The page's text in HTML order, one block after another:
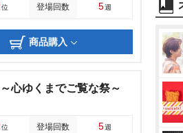
位 登場回数 5週
商品購入
心ゆくまでご覧な祭～
位 登場回数 5週